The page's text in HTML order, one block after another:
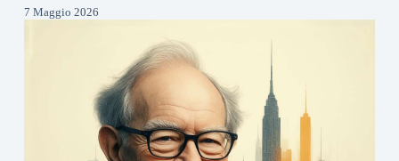
7 Maggio 2026